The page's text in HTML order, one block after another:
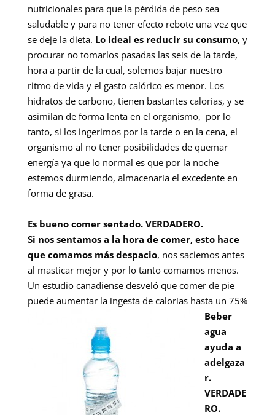
nutricionales para que la pérdida de peso sea
saludable y para no tener efecto rebote una vez que
se deje la dieta. Lo ideal es reducir su consumo, y
procurar no tomarlos pasadas las seis de la tarde,
hora a partir de la cual, solemos bajar nuestro
ritmo de vida y el gasto calórico es menor. Los
hidratos de carbono, tienen bastantes calorías, y se
asimilan de forma lenta en el organismo, por lo
tanto, si los ingerimos por la tarde o en la cena, el
organismo al no tener posibilidades de quemar
energía ya que lo normal es que por la noche
estemos durmiendo, almacenaría el excedente en
forma de grasa.
Es bueno comer sentado. VERDADERO.
Si nos sentamos a la hora de comer, esto hace
que comamos más despacio, nos saciemos antes
al masticar mejor y por lo tanto comamos menos.
Un estudio canadiense desveló que comer de pie
puede aumentar la ingesta de calorías hasta un 75%
Beber
agua
ayuda a
adelgaza
r.
VERDADE
RO.